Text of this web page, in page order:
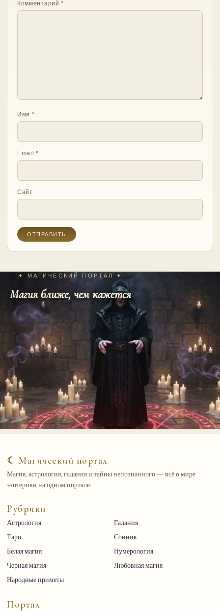
Комментарий*
Имя *
Email*
Сайт
✦ МАГИЧЕСКИЙ ПОРТАЛ ✦
Магия ближе, чем кажется
☾ Магический портал
Магия, астрология, гадания и тайны непознанного — всё о мире
эзотерики на одном портале.
Рубрики
Астрология
Гадания
Таро
Сонник
Белая магия
Нумерология
Черная магия
Любовная магия
Народные приметы
Портал